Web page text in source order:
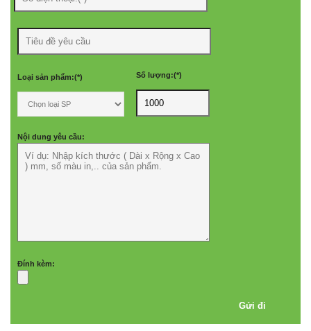
Loại sản phẩm:(*) Số lượng:(*)
Nội dung yêu cầu:
Đính kèm: